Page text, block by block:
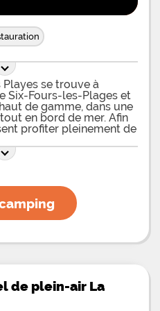
se trouve à
Six-Fours-les-Plages et
de gamme, dans une
en bord de mer. Afin
profiter pleinement de
en plein air avec
tous les muscles.
jeunes enfants ne
afin qu’ils puissent, en
plaisirs aquatiques. Des
autour de la piscine
le soleil Provençal.
mur d’escalade,
sont également
de fitness extérieure
Certains
de plein-air La